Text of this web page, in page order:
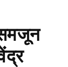
समजून